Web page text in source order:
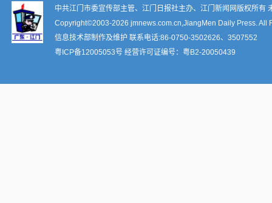
中共江门市委宣传部主管、江门日报社主办、江门新闻网版权所有
Copyright©2003-2026 jmnews.com.cn,JiangMen Daily Press. All
信息技术部制作及维护 联系电话:86-0750-3502626、3507552
粤ICP备12005053号 经营许可证编号： 粤B2-20050439